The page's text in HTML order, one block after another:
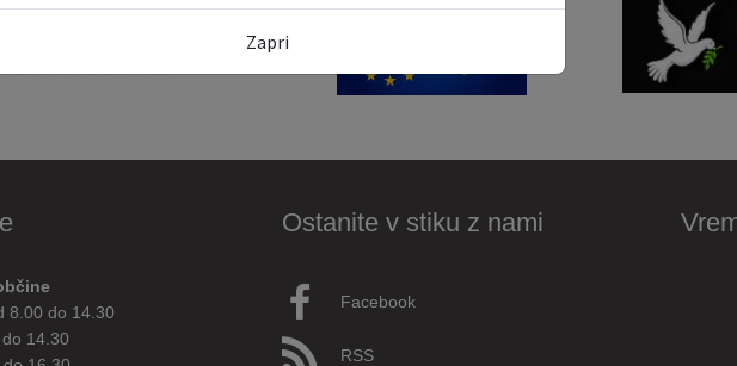
8.00 do 14.30
14.30
Ostanite v stiku z nami
Facebook
RSS
Zapri